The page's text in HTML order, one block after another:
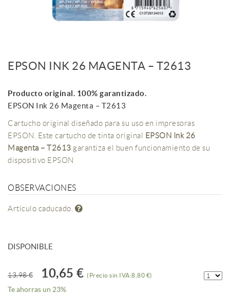
EPSON INK 26 MAGENTA – T2613
Producto original. 100% garantizado.
EPSON Ink 26 Magenta – T2613
Cartucho original diseñado para su uso en impresoras
EPSON. Este cartucho de tinta original
EPSON Ink 26
Magenta – T2613 garantiza el buen funcionamiento de su
dispositivo EPSON
OBSERVACIONES
Artículo caducado.
DISPONIBLE
13,98 € 10,65 € (Precio sin IVA:8,80 €)
Te ahorras un 23%